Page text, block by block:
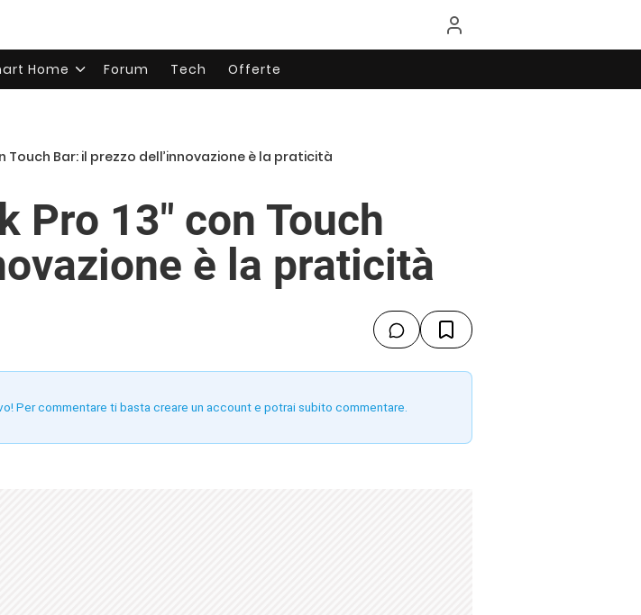
Home Forum Tech Offerte
Touch Bar: il prezzo dell’innovazione è la praticità
Pro 13″ con Touch
è la praticità
Per commentare ti basta creare un account e potrai subito commentare.